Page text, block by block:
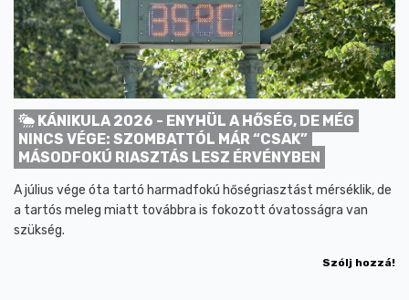
KÁNIKULA 2026 - ENYHÜL A HŐSÉG, DE MÉG
NINCS VÉGE: SZOMBATTÓL MÁR “CSAK”
MÁSODFOKÚ RIASZTÁS LESZ ÉRVÉNYBEN
A július vége óta tartó harmadfokú hőségriasztást mérséklik, de
a tartós meleg miatt továbbra is fokozott óvatosságra van
szükség.
Szólj hozzá!